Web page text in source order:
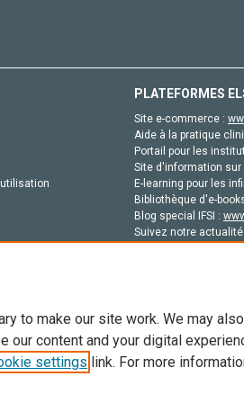
PLATEFORMES
Site e-commerce :
Aide à la pratique
Portail pour les
Site d'information sur
E-learning pour les
Bibliothèque d'e-
Blog special IFSI :
Suivez notre
Copyright © 2026 Elsevier, ses concédants de
en IA et aux technologies similaires. Pour
to make our site work. We may
our content and your digital
settings link. For more